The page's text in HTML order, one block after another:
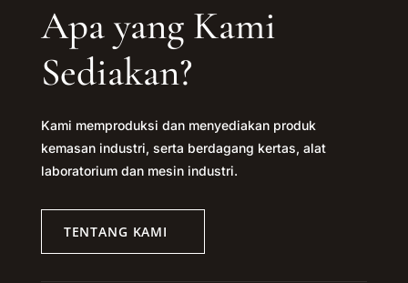
Apa yang Kami
Sediakan?
Kami memproduksi dan menyediakan produk
kemasan industri, serta berdagang kertas, alat
laboratorium dan mesin industri.
TENTANG KAMI